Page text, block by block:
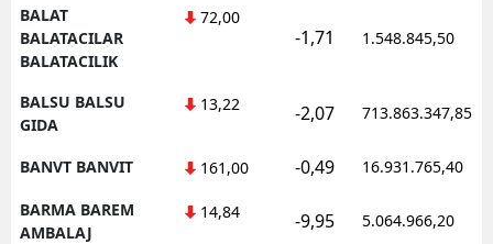
BALAT
BALATACILAR
BALATACILIK
72,00
-1,71 1.548.845,50
BALSU BALSU
GIDA
13,22 -2,07 713.863.347,85
BANVT BANVIT 161,00 -0,49 16.931.765,40
BARMA BAREM
AMBALAJ
14,84 -9,95 5.064.966,20